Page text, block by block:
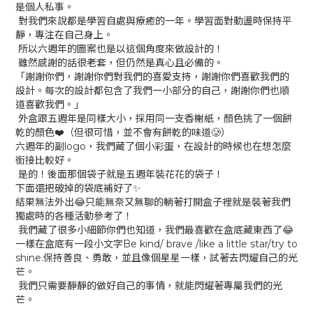
是個人私事。
對我們來說都是學習自處與療癒的一年。學習面對動盪時保持平
靜，專注在自己身上。
所以六週年的圖案也是以這個角度來做設計的！
雖然感謝的話很老套，但仍然是真心且必備的。
「謝謝你們，謝謝你們對我們的喜愛支持，謝謝你們喜歡我們的
設計。每次的設計都包含了我們一小部分的自己，謝謝你們也順
道喜歡我們。」
外盒跟五週年是同樣大小，採用同一支香榭紙，顏色挑了一個餅
乾的顏色❤️（但很可惜，並不會有餅乾的味道🥲）
六週年的副logo，我們藏了個小彩蛋，在設計的時候也在想怎麼
銜接比較好。
是的！後面那個袋子就是五週年裝花花的袋子！
下面還把破掉的袋底補好了✨
結果無法外出😂只能無奈又無聊的躺著打開盒子裡就是裝著我們
獨處時的各種活動參考了！
我們藏了很多小細節你們也知道，我們最喜歡在盒底藏東西了😂
一樣在盒底有一段小文字Be kind/ brave /like a little star/try to
shine.保持善良、勇敢，並且像個星星一樣，試著去閃耀自己的光
芒。
我們只需要靜靜的做好自己的事情，就能閃耀著專屬我們的光
芒。